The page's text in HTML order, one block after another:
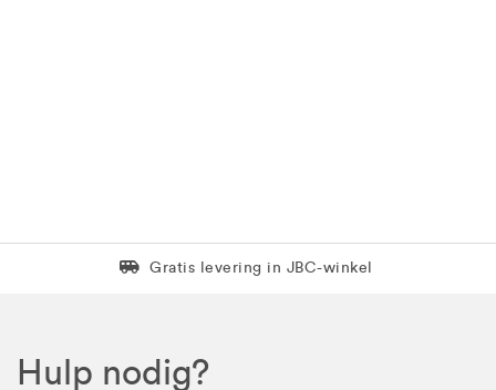
Levering in 1 pakket
Gratis levering in JBC-winkel
Hulp nodig?